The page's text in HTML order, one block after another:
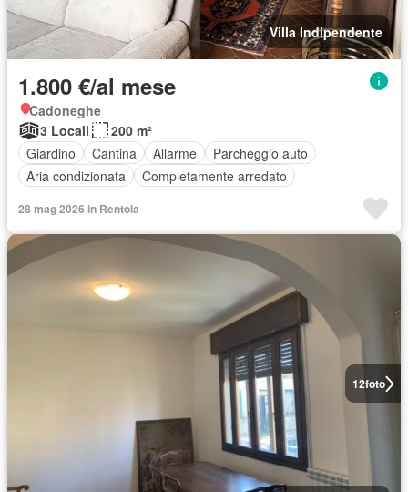
Villa Indipendente
1.800 €/al mese
Cadoneghe
3 Locali
200 m²
Giardino
Cantina Allarme
Parcheggio auto
Aria condizionata
Completamente arredato
28 mag 2026 in Rentola
12foto